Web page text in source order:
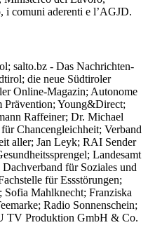
i comuni aderenti e l’AGJD.
salto.bz - Das Nachrichten-
; die neue Südtiroler
Online-Magazin; Autonome
Young&Direct;
Raffeiner; Dr. Michael
Chancengleichheit; Verband
aller; Jan Leyk; RAI Sender
Landesamt
für Soziales und
für Essstörungen;
Mahlknecht; Franziska
Radio Sonnenschein;
TV Produktion GmbH & Co.